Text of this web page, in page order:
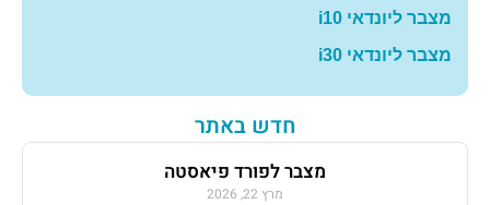
מצבר ליונדאי i10
מצבר ליונדאי i30
חדש באתר
מצבר לפורד פיאסטה
מרץ 22, 2026